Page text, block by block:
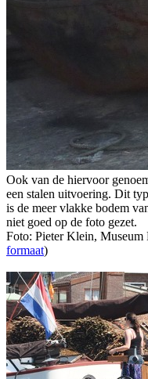
Ook van de hiervoor
een stalen uitvoering. Dit
is de meer vlakke bodem
niet goed op de foto gezet.
Foto: Pieter Klein, Museum
formaat)